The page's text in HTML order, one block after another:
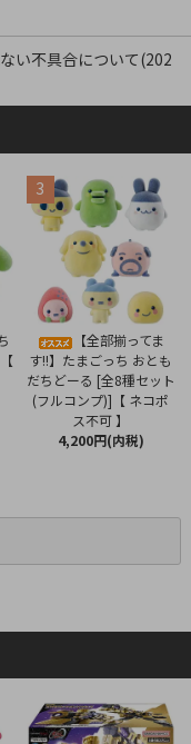
い不具合について(202
3
【全部揃ってま
す!!】たまごっち おとも
だちどーる [全8種セット
(フルコンプ)]【 ネコポ
ス不可 】
4,200円(内税)